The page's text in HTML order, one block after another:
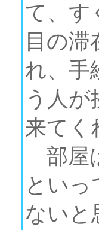
て、す
目の
れ、手
う人
来てく
部屋
とい
ないと